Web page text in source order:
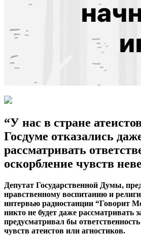
“У нас в стране
Госдуме отказались
рассматривать
оскорбление чувств
Депутат Государственной Думы,
нравственному воспитанию и
интервью радиостанции “Говорит
никто не будет даже рассматривать
предусматривал бы ответственность
чувств атеистов или агностиков.